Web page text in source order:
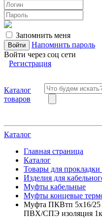
Запомнить меня
Напомнить пароль
Войти через соц сети
Регистрация
Каталог
товаров
Каталог
Главная страница
Каталог
Товары для
Изделия для
Муфты кабельные
Муфты концевые
Муфта ПКВтп 5х16/25
ПВХ/СПЭ изоляция